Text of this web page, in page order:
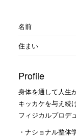
名前
住まい
Profile
身体を通して人生
キッカケを与え続
フィジカルプロデ
・ナショナル整体